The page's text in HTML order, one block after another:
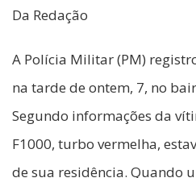
Da Redação
A Polícia Militar (PM)
na tarde de ontem, 7, no
Segundo informações da
F1000, turbo vermelha,
de sua residência. Quando